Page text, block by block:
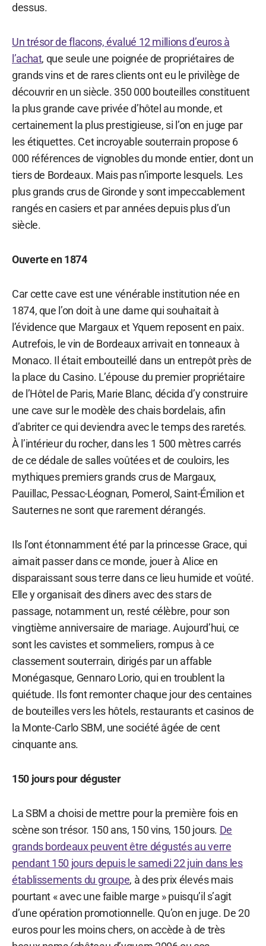
dessus.
Un trésor de flacons, évalué 12 millions d’euros à
l’achat, que seule une poignée de propriétaires de
grands vins et de rares clients ont eu le privilège de
découvrir en un siècle. 350 000 bouteilles constituent
la plus grande cave privée d’hôtel au monde, et
certainement la plus prestigieuse, si l’on en juge par
les étiquettes. Cet incroyable souterrain propose 6
000 références de vignobles du monde entier, dont un
tiers de Bordeaux. Mais pas n’importe lesquels. Les
plus grands crus de Gironde y sont impeccablement
rangés en casiers et par années depuis plus d’un
siècle.
Ouverte en 1874
Car cette cave est une vénérable institution née en
1874, que l’on doit à une dame qui souhaitait à
l’évidence que Margaux et Yquem reposent en paix.
Autrefois, le vin de Bordeaux arrivait en tonneaux à
Monaco. Il était embouteillé dans un entrepôt près de
la place du Casino. L’épouse du premier propriétaire
de l’Hôtel de Paris, Marie Blanc, décida d’y construire
une cave sur le modèle des chais bordelais, afin
d’abriter ce qui deviendra avec le temps des raretés.
À l’intérieur du rocher, dans les 1 500 mètres carrés
de ce dédale de salles voûtées et de couloirs, les
mythiques premiers grands crus de Margaux,
Pauillac, Pessac-Léognan, Pomerol, Saint-Émilion et
Sauternes ne sont que rarement dérangés.
Ils l’ont étonnamment été par la princesse Grace, qui
aimait passer dans ce monde, jouer à Alice en
disparaissant sous terre dans ce lieu humide et voûté.
Elle y organisait des dîners avec des stars de
passage, notamment un, resté célèbre, pour son
vingtième anniversaire de mariage. Aujourd’hui, ce
sont les cavistes et sommeliers, rompus à ce
classement souterrain, dirigés par un affable
Monégasque, Gennaro Lorio, qui en troublent la
quiétude. Ils font remonter chaque jour des centaines
de bouteilles vers les hôtels, restaurants et casinos de
la Monte-Carlo SBM, une société âgée de cent
cinquante ans.
150 jours pour déguster
La SBM a choisi de mettre pour la première fois en
scène son trésor. 150 ans, 150 vins, 150 jours. De
grands bordeaux peuvent être dégustés au verre
pendant 150 jours depuis le samedi 22 juin dans les
établissements du groupe, à des prix élevés mais
pourtant « avec une faible marge » puisqu’il s’agit
d’une opération promotionnelle. Qu’on en juge. De 20
euros pour les moins chers, on accède à de très